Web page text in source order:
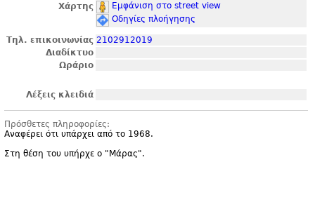
Χάρτης
Εμφάνιση στο street view
Οδηγίες πλοήγησης
Τηλ. επικοινωνίας 2102912019
Διαδίκτυο
Ωράριο
Λέξεις κλειδιά
Πρόσθετες πληροφορίες:
Αναφέρει ότι υπάρχει από το 1968.
Στη θέση του υπήρχε ο " Μάρας".